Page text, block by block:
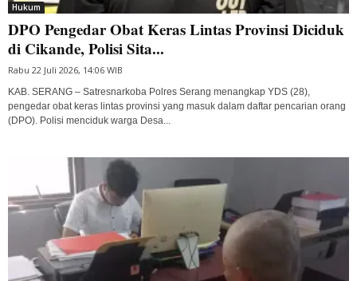
Hukum
DPO Pengedar Obat Keras Lintas Provinsi Diciduk
di Cikande, Polisi Sita...
Rabu 22 Juli 2026, 14:06 WIB
KAB. SERANG – Satresnarkoba Polres Serang menangkap YDS (28),
pengedar obat keras lintas provinsi yang masuk dalam daftar pencarian orang
(DPO). Polisi menciduk warga Desa...